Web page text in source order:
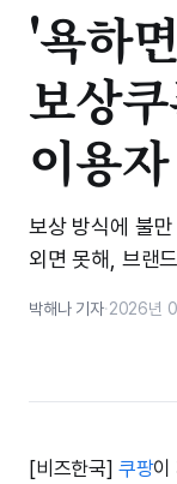
'욕하
보상
이용
보상 방식에 불
외면 못해, 브랜
박해나 기자·2026년
[비즈한국] 쿠팡이